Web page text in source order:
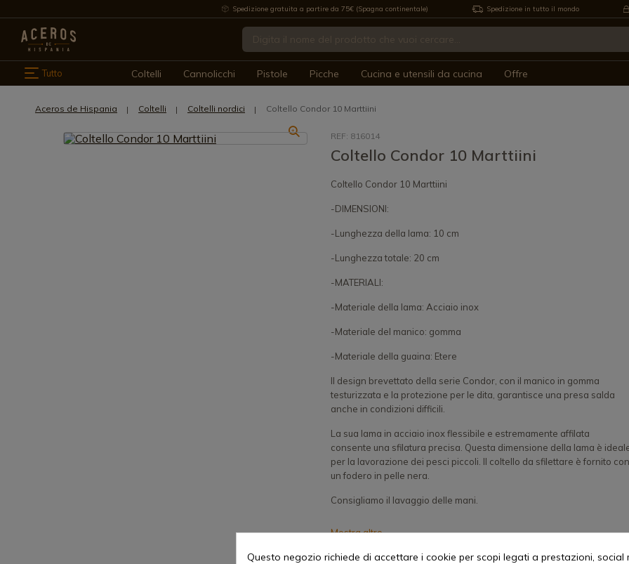
Spedizione gratuita a partire da 75€ (Spagna continentale) Spedizione in tutto il mondo
Tutto Coltelli Cannolicchi Pistole Picche Cucina e utensili da cucina Offre
Aceros de Hispania Coltelli Coltelli nordici Coltello Condor 10 Marttiini
REF: 816014
Coltello Condor 10 Marttiini
Coltello Condor 10 Marttiini
-DIMENSIONI:
-Lunghezza della lama: 10 cm
-Lunghezza totale: 20 cm
-MATERIALI:
-Materiale della lama: Acciaio inox
-Materiale del manico: gomma
-Materiale della guaina: Etere
Il design brevettato della serie Condor, con il manico in gomma
testurizzata e la protezione per le dita, garantisce una presa salda
anche in condizioni difficili.
La sua lama in acciaio inox flessibile e estremamente affilata
consente una sfilatura precisa. Questa dimensione della lama è
per la lavorazione dei pesci piccoli. Il coltello da sfilettare è fornito con
un fodero in pelle nera.
Consigliamo il lavaggio delle mani.
Mostra altro
Questo negozio richiede di accettare i cookie per scopi legati a prestazioni, social